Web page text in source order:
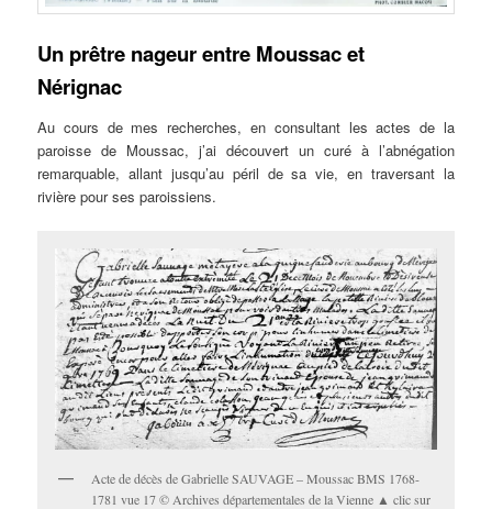
Un prêtre nageur entre Moussac et
Nérignac
Au cours de mes recherches, en consultant les actes de la
paroisse de Moussac, j’ai découvert un curé à l’abnégation
remarquable, allant jusqu’au péril de sa vie, en traversant la
rivière pour ses paroissiens.
Acte de décès de Gabrielle SAUVAGE – Moussac BMS 1768-
1781 vue 17 © Archives départementales de la Vienne ▲ clic sur